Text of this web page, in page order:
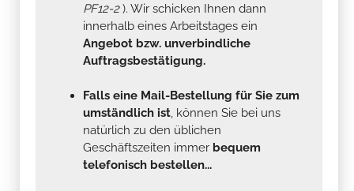
PF12-2). Wir schicken Ihnen dann
innerhalb eines Arbeitstages ein
Angebot bzw. unverbindliche
Auftragsbestätigung.
Falls eine Mail-Bestellung für Sie zum
umständlich ist, können Sie bei uns
natürlich zu den üblichen
Geschäftszeiten immer bequem
telefonisch bestellen...